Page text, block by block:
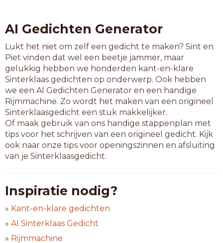
AI Gedichten Generator
Lukt het niet om zelf een gedicht te maken? Sint en
Piet vinden dat wel een beetje jammer, maar
gelukkig hebben we honderden kant-en-klare
Sinterklaas gedichten op onderwerp. Ook hebben
we een AI Gedichten Generator en een handige
Rijmmachine. Zo wordt het maken van een origineel
Sinterklaasgedicht een stuk makkelijker.
Of maak gebruik van ons handige stappenplan met
tips voor het schrijven van een origineel gedicht. Kijk
ook naar onze tips voor openingszinnen en afsluiting
van je Sinterklaasgedicht.
Inspiratie nodig?
» Kant-en-klare gedichten
» AI Sinterklaas Gedicht
» Rijmmachine